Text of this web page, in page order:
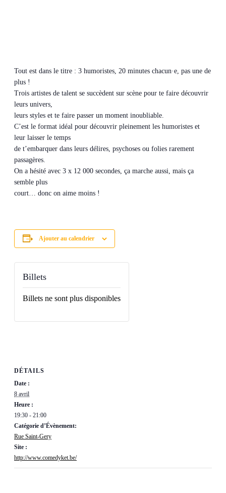
Tout est dans le titre : 3 humoristes, 20 minutes chacun·e, pas une de
plus !
Trois artistes de talent se succèdent sur scène pour te faire découvrir
leurs univers,
leurs styles et te faire passer un moment inoubliable.
C’est le format idéal pour découvrir pleinement les humoristes et
leur laisser le temps
de t’embarquer dans leurs délires, psychoses ou folies rarement
passagères.
On a hésité avec 3 x 12 000 secondes, ça marche aussi, mais ça
semble plus
court… donc on aime moins !
Ajouter au calendrier
DÉTAILS
Date :
8 avril
Heure :
19:30 - 21:00
Catégorie d’Évènement:
Rue Saint-Gery
Site :
http://www.comedyket.be/
Billets
Billets ne sont plus disponibles